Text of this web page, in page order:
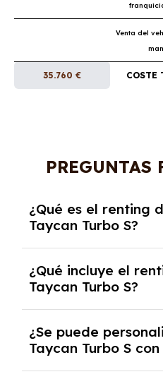
Venta del
35.760 € COSTE
PREGUNTAS
¿Qué es el renting
Taycan Turbo S?
contrato de alquiler a
pagas una cuota
coche durante un
generalmente entre 2 y
¿Qué incluye el
Taycan Turbo S?
seguro a todo riesgo,
reparaciones,
carretera y gestión de
¿Se puede
Taycan Turbo S